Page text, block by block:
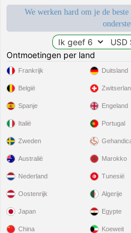
We werken hard om je de
Ontmoetingen per land
Frankrijk
België
Spanje
Italië
Zweden
Duitsland
Engeland
Portugal
Australië
Nederland
Oostenrijk
Japan
China
Marokko
Tunesië
Algerije
Egypte
Koeweit